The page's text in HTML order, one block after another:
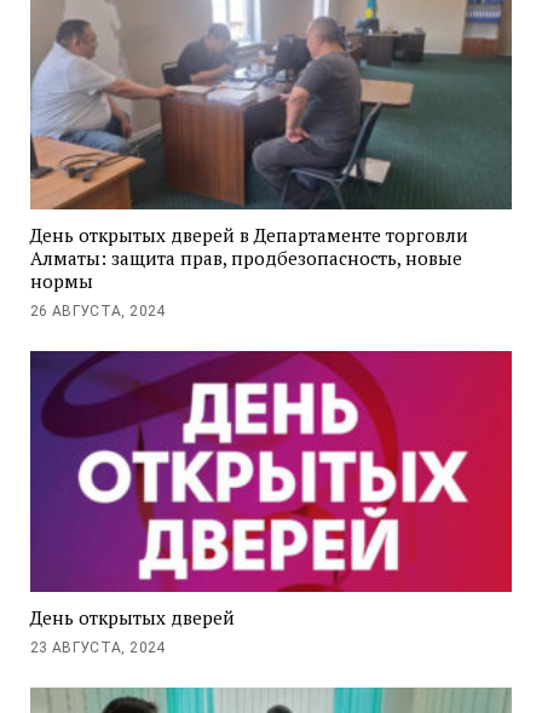
День открытых дверей в Департаменте торговли
Алматы: защита прав, продбезопасность, новые
нормы
26 АВГУСТА, 2024
День открытых дверей
23 АВГУСТА, 2024